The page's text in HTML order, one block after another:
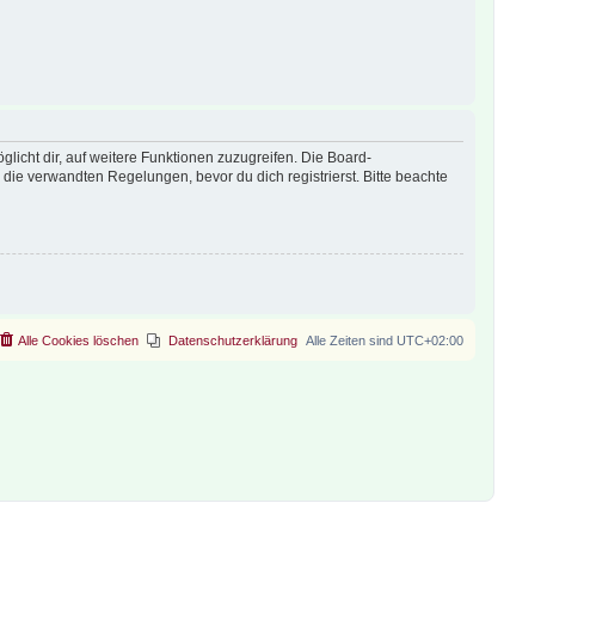
dir, auf weitere Funktionen zuzugreifen. Die Board-
verwandten Regelungen, bevor du dich registrierst. Bitte beachte
Alle Zeiten sind UTC+02:00
Datenschutzerklärung
Alle Cookies löschen